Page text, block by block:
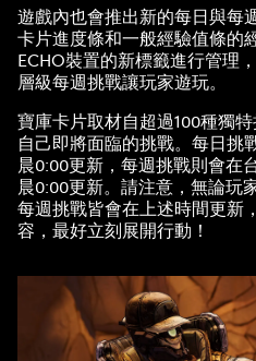
遊戲內也會推出新的每日與每
卡片進度條和一般經驗值條的
ECHO裝置的新標籤進行管理
層級每週挑戰讓玩家遊玩。
寶庫卡片取材自超過100種獨
自己即將面臨的挑戰。每日挑
晨0:00更新，每週挑戰則會在
晨0:00更新。請注意，無論玩
每週挑戰皆會在上述時間更新
容，最好立刻展開行動！